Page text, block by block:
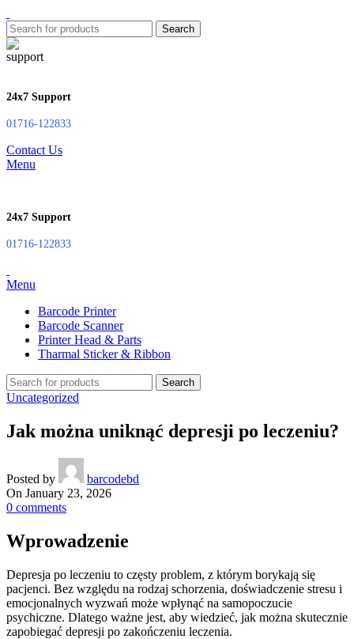
Search
24x7 Support
01716-122833
Contact Us
Menu
24x7 Support
01716-122833
Menu
Barcode Printer
Barcode Scanner
Printer Head & Parts
Tharmal Sticker & Ribbon
Search
Uncategorized
Jak można uniknąć depresji po leczeniu?
Posted by
barcodebd
On January 23, 2026
0 comments
Wprowadzenie
Depresja po leczeniu to częsty problem, z którym borykają się
pacjenci. Bez względu na rodzaj schorzenia, doświadczenie stresu i
emocjonalnych wyzwań może wpłynąć na samopoczucie
psychiczne. Dlatego ważne jest, aby wiedzieć, jak można skutecznie
zapobiegać depresji po zakończeniu leczenia.